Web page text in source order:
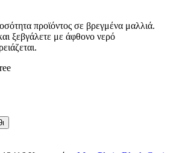
προϊόντος σε βρεγμένα μαλλιά.
ξεβγάλετε με άφθονο νερό